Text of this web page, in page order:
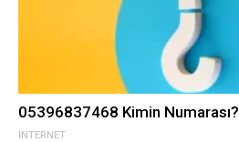
İNTERNET
05396837468 Kimin Numarası?